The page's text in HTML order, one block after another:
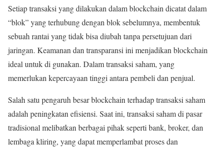
Setiap transaksi yang dilakukan dalam blockchain dicatat dalam
“blok” yang terhubung dengan blok sebelumnya, membentuk
sebuah rantai yang tidak bisa diubah tanpa persetujuan dari
jaringan. Keamanan dan transparansi ini menjadikan blockchain
ideal untuk di gunakan. Dalam transaksi saham, yang
memerlukan kepercayaan tinggi antara pembeli dan penjual.
Salah satu pengaruh besar blockchain terhadap transaksi saham
adalah peningkatan efisiensi. Saat ini, transaksi saham di pasar
tradisional melibatkan berbagai pihak seperti bank, broker, dan
lembaga kliring, yang dapat memperlambat proses dan